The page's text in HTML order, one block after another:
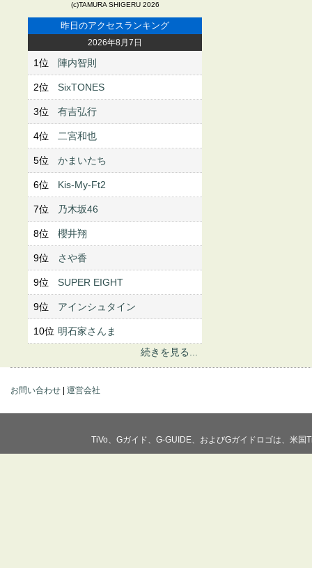
(c)TAMURA SHIGERU 2026
昨日のアクセスランキング
2026年8月7日
1位 陣内智則
2位 SixTONES
3位 有吉弘行
4位 二宮和也
5位 かまいたち
6位 Kis-My-Ft2
7位 乃木坂46
8位 櫻井翔
9位 さや香
9位 SUPER EIGHT
9位 アインシュタイン
10位 明石家さんま
続きを見る...
お問い合わせ 運営会社
TiVo、Gガイド、G-GUIDE、およびGガイドロゴは、米